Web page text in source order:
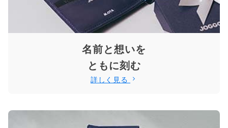
名前と想いを
ともに刻む
詳しく見る